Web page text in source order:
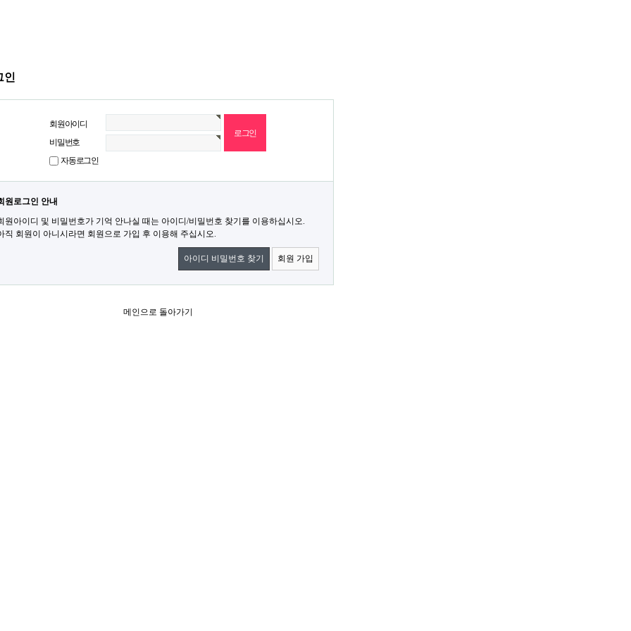
인
회원아이디
비밀번호
자동로그인
원로그인 안내
원아이디 및 비밀번호가 기억 안나실 때는 아이디/비밀번호 찾기를 이용하십시오.
직 회원이 아니시라면 회원으로 가입 후 이용해 주십시오.
아이디 비밀번호 찾기 회원 가입
메인으로 돌아가기